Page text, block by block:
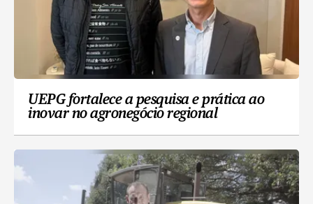
UEPG fortalece a pesquisa e prática ao
inovar no agronegócio regional